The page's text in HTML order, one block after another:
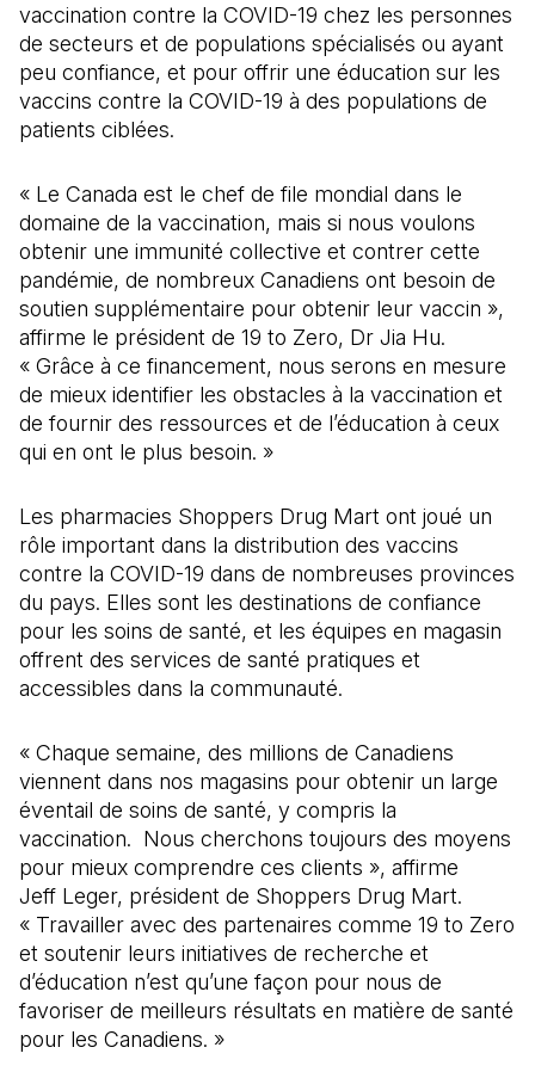
vaccination contre la COVID-19 chez les personnes
de secteurs et de populations spécialisés ou ayant
peu confiance, et pour offrir une éducation sur les
vaccins contre la COVID-19 à des populations de
patients ciblées.
« Le Canada est le chef de file mondial dans le
domaine de la vaccination, mais si nous voulons
obtenir une immunité collective et contrer cette
pandémie, de nombreux Canadiens ont besoin de
soutien supplémentaire pour obtenir leur vaccin »,
affirme le président de 19 to Zero, Dr Jia Hu.
« Grâce à ce financement, nous serons en mesure
de mieux identifier les obstacles à la vaccination et
de fournir des ressources et de l’éducation à ceux
qui en ont le plus besoin. »
Les pharmacies Shoppers Drug Mart ont joué un
rôle important dans la distribution des vaccins
contre la COVID-19 dans de nombreuses provinces
du pays. Elles sont les destinations de confiance
pour les soins de santé, et les équipes en magasin
offrent des services de santé pratiques et
accessibles dans la communauté.
« Chaque semaine, des millions de Canadiens
viennent dans nos magasins pour obtenir un large
éventail de soins de santé, y compris la
vaccination. Nous cherchons toujours des moyens
pour mieux comprendre ces clients », affirme
Jeff Leger, président de Shoppers Drug Mart.
« Travailler avec des partenaires comme 19 to Zero
et soutenir leurs initiatives de recherche et
d’éducation n’est qu’une façon pour nous de
favoriser de meilleurs résultats en matière de santé
pour les Canadiens. »